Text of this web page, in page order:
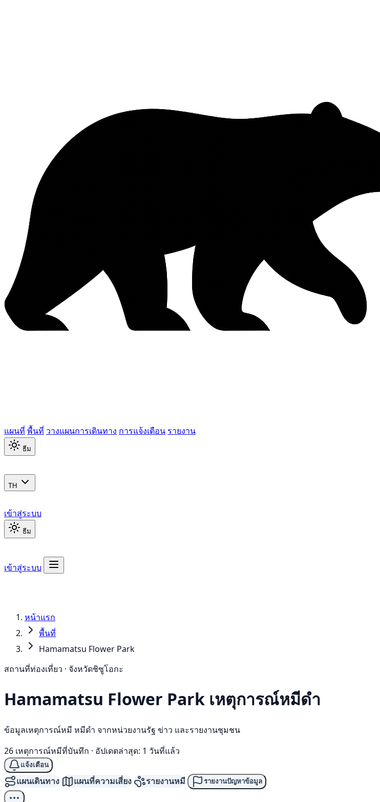
แผนที่ พื้นที่ วางแผนการเดินทาง การแจ้งเตือน รายงาน
ธีม
TH
เข้าสู่ระบบ
ธีม
เข้าสู่ระบบ
หน้าแรก
พื้นที่
Hamamatsu Flower Park
สถานที่ท่องเที่ยว · จังหวัดชิซูโอกะ
Hamamatsu Flower Park เหตุการณ์หมีดำ
ข้อมูลเหตุการณ์หมี หมีดำ จากหน่วยงานรัฐ ข่าว และรายงานชุมชน
26 เหตุการณ์หมีที่บันทึก · อัปเดตล่าสุด: 1 วันที่แล้ว
แจ้งเตือน
แผนเดินทาง แผนที่ความเสี่ยง รายงานหมี รายงานปัญหาข้อมูล